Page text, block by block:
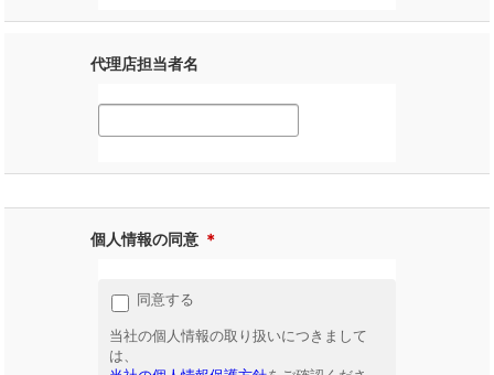
代理店担当者名
個人情報の同意 ＊
同意する
当社の個人情報の取り扱いにつきまして
は、